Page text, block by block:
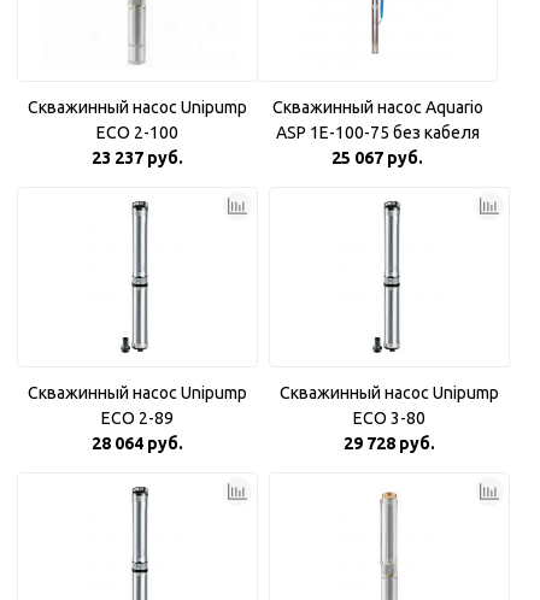
Скважинный насос Unipump
ECO 2-100
23 237 руб.
Скважинный насос Aquario
ASP 1E-100-75 без кабеля
25 067 руб.
Скважинный насос Unipump
ECO 2-89
28 064 руб.
Скважинный насос Unipump
ECO 3-80
29 728 руб.